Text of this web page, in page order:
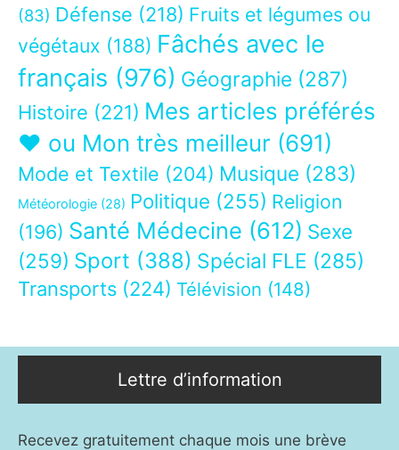
(83) Défense (218) Fruits et légumes ou
végétaux (188) Fâchés avec le
français (976) Géographie (287)
Histoire (221) Mes articles préférés
❤ ou Mon très meilleur (691)
Mode et Textile (204) Musique (283)
Météorologie (28) Politique (255) Religion
(196) Santé Médecine (612) Sexe
(259) Sport (388) Spécial FLE (285)
Transports (224) Télévision (148)
Lettre d’information
Recevez gratuitement chaque mois une brève